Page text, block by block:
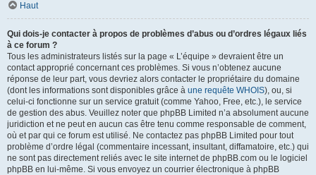
Haut
Qui dois-je contacter à propos de problèmes d’abus ou d’ordres légaux liés
à ce forum ?
Tous les administrateurs listés sur la page « L’équipe » devraient être un
contact approprié concernant ces problèmes. Si vous n’obtenez aucune
réponse de leur part, vous devriez alors contacter le propriétaire du domaine
(dont les informations sont disponibles grâce à une requête WHOIS), ou, si
celui-ci fonctionne sur un service gratuit (comme Yahoo, Free, etc.), le service
de gestion des abus. Veuillez noter que phpBB Limited n’a absolument aucune
juridiction et ne peut en aucun cas être tenu comme responsable de comment,
où et par qui ce forum est utilisé. Ne contactez pas phpBB Limited pour tout
problème d’ordre légal (commentaire incessant, insultant, diffamatoire, etc.) qui
ne sont pas directement reliés avec le site internet de phpBB.com ou le logiciel
phpBB en lui-même. Si vous envoyez un courrier électronique à phpBB